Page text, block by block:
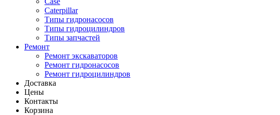
Caterpillar
Типы гидронасосов
Типы гидроцилиндров
Типы запчастей
Ремонт
Ремонт экскаваторов
Ремонт гидронасосов
Ремонт гидроцилиндров
Доставка
Цены
Контакты
Корзина